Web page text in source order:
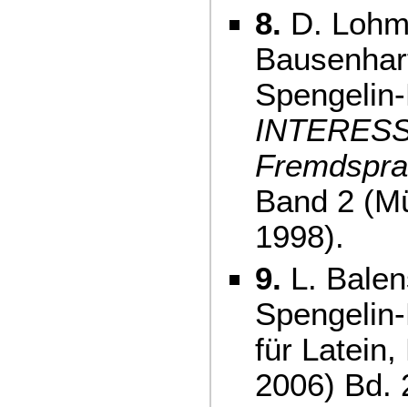
8. D.
Band 2
1998).
9. L.
für Latein,
2006) Bd.